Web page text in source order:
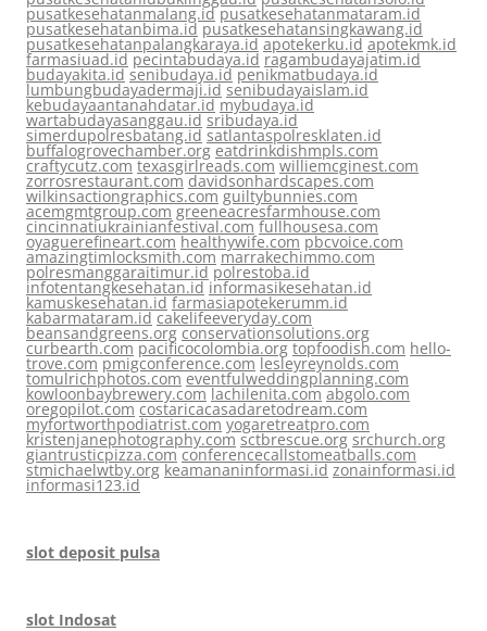
pusatkesehatanmalang.id pusatkesehatanmataram.id
pusatkesehatanbima.id pusatkesehatansingkawang.id
pusatkesehatanpalangkaraya.id apotekerku.id apotekmk.id
farmasiuad.id pecintabudaya.id ragambudayajatim.id
budayakita.id senibudaya.id penikmatbudaya.id
lumbungbudayadermaji.id senibudayaislam.id
kebudayaantanahdatar.id mybudaya.id
wartabudayasanggau.id sribudaya.id
simerdupolresbatang.id satlantaspolresklaten.id
buffalogrovechamber.org eatdrinkdishmpls.com
craftycutz.com texasgirlreads.com williemcginest.com
zorrosrestaurant.com davidsonhardscapes.com
wilkinsactiongraphics.com guiltybunnies.com
acemgmtgroup.com greeneacresfarmhouse.com
cincinnatiukrainianfestival.com fullhousesa.com
oyaguerefineart.com healthywife.com pbcvoice.com
amazingtimlocksmith.com marrakechimmo.com
polresmanggaraitimur.id polrestoba.id
infotentangkesehatan.id informasikesehatan.id
kamuskesehatan.id farmasiapotekerumm.id
kabarmataram.id cakelifeeveryday.com
beansandgreens.org conservationsolutions.org
curbearth.com pacificocolombia.org topfoodish.com hello-
trove.com pmigconference.com lesleyreynolds.com
tomulrichphotos.com eventfulweddingplanning.com
kowloonbaybrewery.com lachilenita.com abgolo.com
oregopilot.com costaricacasadaretodream.com
myfortworthpodiatrist.com yogaretreatpro.com
kristenjanephotography.com sctbrescue.org srchurch.org
giantrusticpizza.com conferencecallstomeatballs.com
stmichaelwtby.org keamananinformasi.id zonainformasi.id
informasi123.id
slot deposit pulsa
slot Indosat